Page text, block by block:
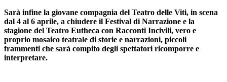
Sarà infine la giovane compagnia del Teatro delle Viti, in scena
dal 4 al 6 aprile, a chiudere il Festival di Narrazione e la
stagione del Teatro Eutheca con Racconti Incivili, vero e
proprio mosaico teatrale di storie e narrazioni, piccoli
frammenti che sarà compito degli spettatori ricomporre e
interpretare.